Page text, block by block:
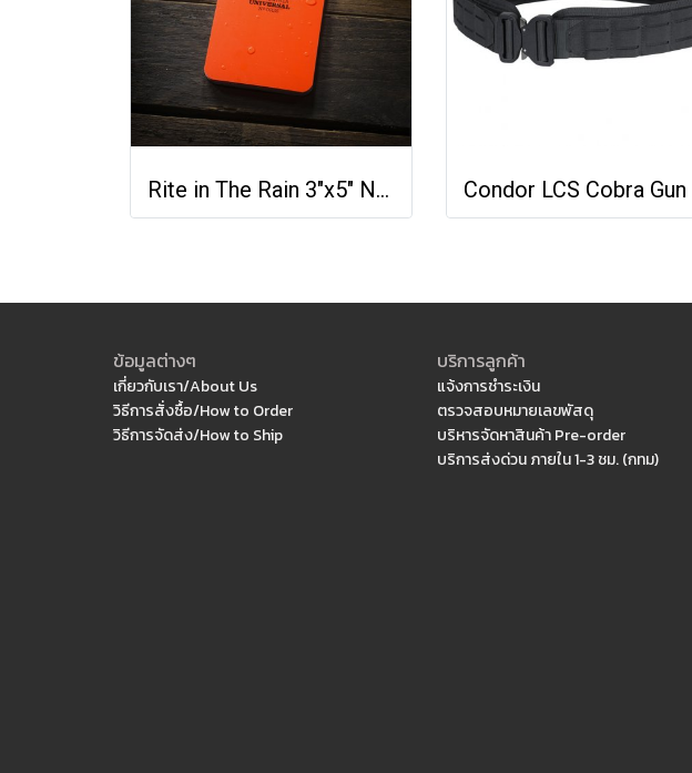
Rite in The Rain 3"x5" Notebook
ข้อมูลต่างๆ
เกี่ยวกับเรา/About Us
วิธีการสั่งซื้อ/How to Order
วิธีการจัดส่ง/How to Ship
บริการลูกค้า
แจ้งการชำระเงิน
ตรวจสอบหมายเลขพัสดุ
บริหารจัดหาสินค้า Pre-order
บริการส่งด่วน ภายใน 1-3 ชม. (กทม)